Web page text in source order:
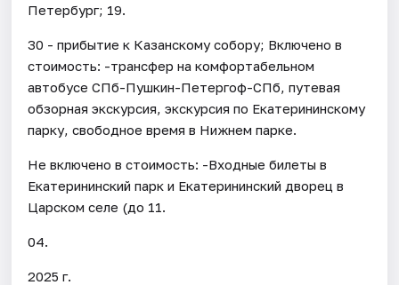
Петербург; 19.
30 - прибытие к Казанскому собору; Включено в
стоимость: -трансфер на комфортабельном
автобусе СПб-Пушкин-Петергоф-СПб, путевая
обзорная экскурсия, экскурсия по Екатерининскому
парку, свободное время в Нижнем парке.
Не включено в стоимость: -Входные билеты в
Екатерининский парк и Екатерининский дворец в
Царском селе (до 11.
04.
2025 г.